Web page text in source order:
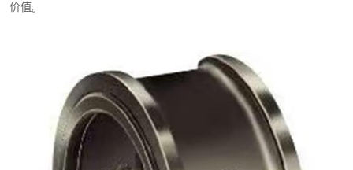
价值。